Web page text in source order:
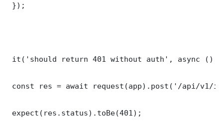
});
it('should return 401 without auth', async ()
const res = await request(app).post('/api/v1/
expect(res.status).toBe(401);